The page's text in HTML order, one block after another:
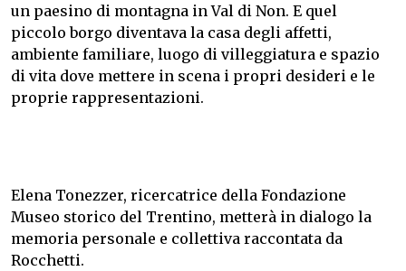
un paesino di montagna in Val di Non. E quel
piccolo borgo diventava la casa degli affetti,
ambiente familiare, luogo di villeggiatura e spazio
di vita dove mettere in scena i propri desideri e le
proprie rappresentazioni.
Elena Tonezzer, ricercatrice della Fondazione
Museo storico del Trentino, metterà in dialogo la
memoria personale e collettiva raccontata da
Rocchetti.